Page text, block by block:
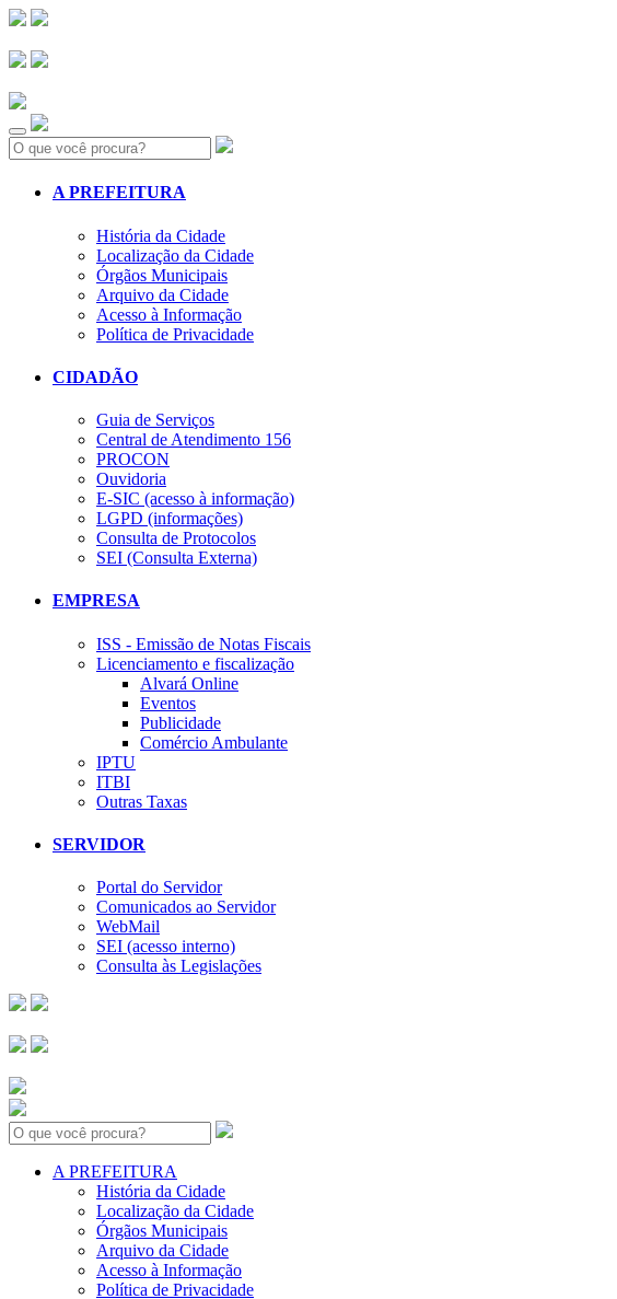
Search:
A PREFEITURA
História da Cidade
Localização da Cidade
Órgãos Municipais
Arquivo da Cidade
Acesso à Informação
Política de Privacidade
CIDADÃO
Guia de Serviços
Central de Atendimento 156
PROCON
Ouvidoria
E-SIC (acesso à informação)
LGPD (informações)
Consulta de Protocolos
SEI (Consulta Externa)
EMPRESA
ISS - Emissão de Notas Fiscais
Licenciamento e fiscalização
Alvará Online
Eventos
Publicidade
Comércio Ambulante
IPTU
ITBI
Outras Taxas
SERVIDOR
Portal do Servidor
Comunicados ao Servidor
WebMail
SEI (acesso interno)
Consulta às Legislações
Search:
A PREFEITURA
História da Cidade
Localização da Cidade
Órgãos Municipais
Arquivo da Cidade
Acesso à Informação
Política de Privacidade